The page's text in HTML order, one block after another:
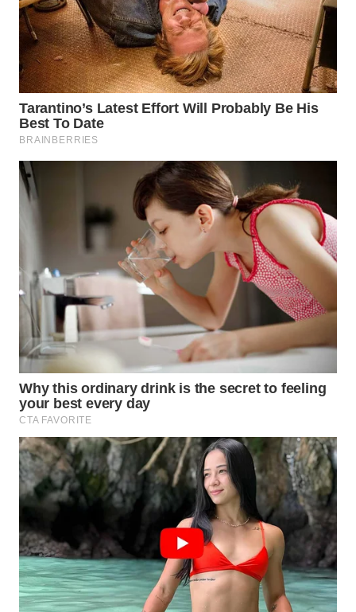
WN
KALSEL
WN
KALTIM
WN
GORONTALO
SULUT
MALUKU
WN
MALUT
WN
DAIRI
WN
DANAU
WN
NIAS